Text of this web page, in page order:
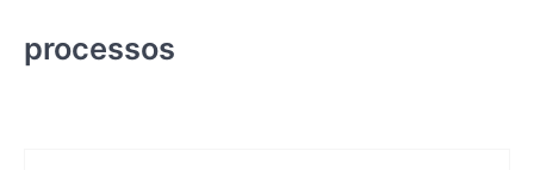
processos